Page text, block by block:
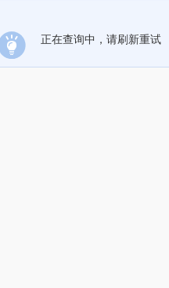
正在查询中，请刷新重试